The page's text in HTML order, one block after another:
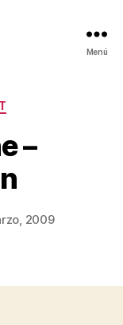
Menú
–
2009